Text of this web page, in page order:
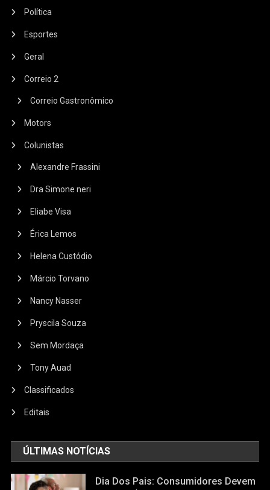
Política
Esportes
Geral
Correio 2
Correio Gastronômico
Motors
Colunistas
Alexandre Frassini
Dra Simone neri
Eliabe Visa
Érica Lemos
Helena Custódio
Márcio Torvano
Nancy Nasser
Pryscila Souza
Sem Mordaça
Tony Auad
Classificados
Editais
ÚLTIMAS NOTÍCIAS
Dia Dos Pais: Consumidores Devem